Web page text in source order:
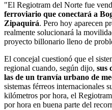
"El Regiotram del Norte fue
ferroviario que conectará a
Zipaquirá. Pero hoy aparecen
realmente solucionará la
proyecto billonario lleno de
El concejal cuestionó que el
regional cuando, según dijo, sus
las de un tranvía urbano de
sistemas férreos internacionales
kilómetros por hora, el
por hora en buena parte del